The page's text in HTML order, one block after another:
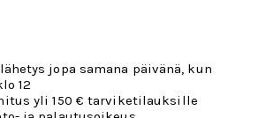
jopa samana päivänä, kun
12
yli 150 € tarviketilauksille